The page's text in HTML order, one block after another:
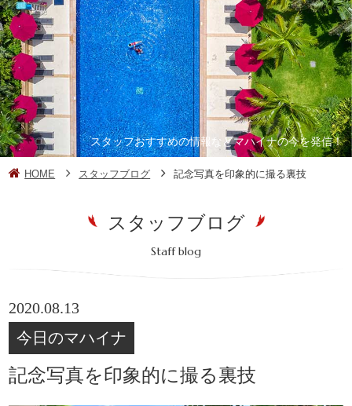
スタッフおすすめの情報などマハイナの今を発信！
HOME スタッフブログ 記念写真を印象的に撮る裏技
スタッフブログ
Staff blog
2020.08.13
今日のマハイナ
記念写真を印象的に撮る裏技